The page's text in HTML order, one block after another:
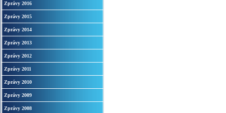
Zprávy 2016
Zprávy 2015
Zprávy 2014
Zprávy 2013
Zprávy 2012
Zprávy 2011
Zprávy 2010
Zprávy 2009
Zprávy 2008